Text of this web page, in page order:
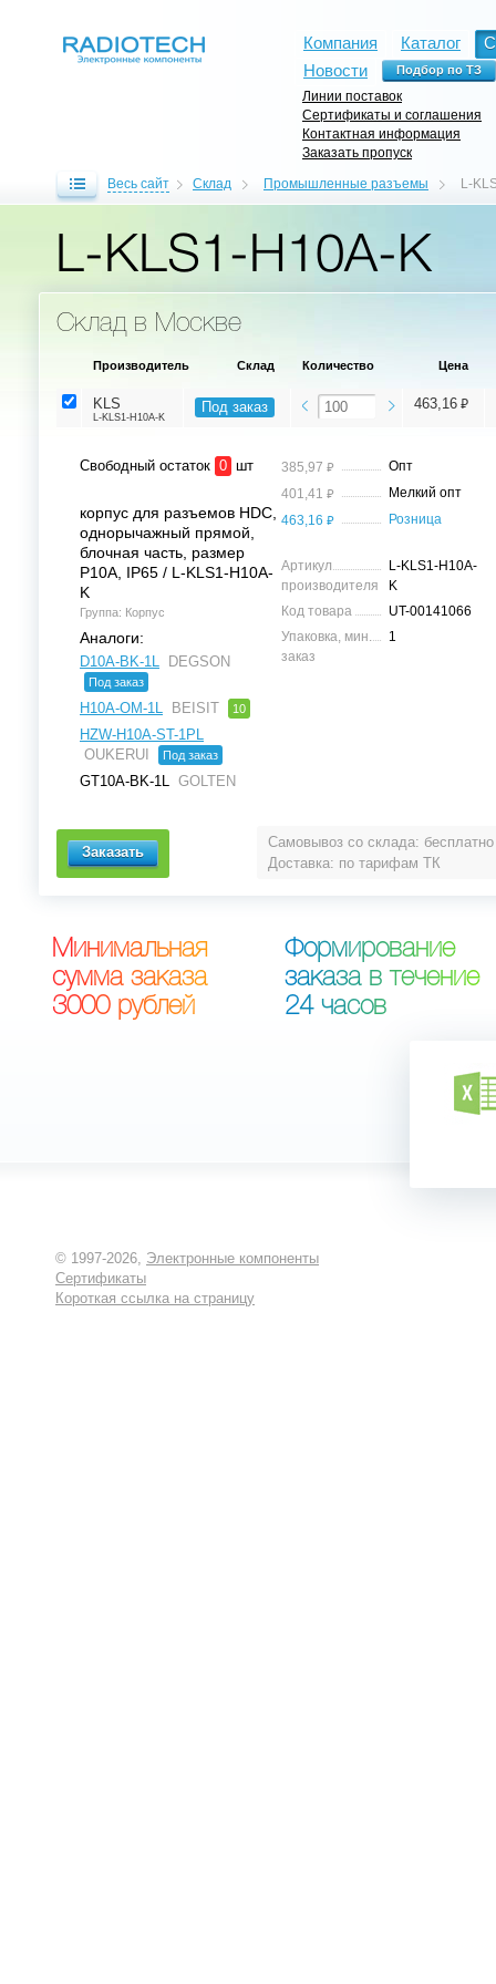
Компания Каталог
Новости
Линии поставок
Сертификаты и соглашения
Контактная информация
Заказать пропуск
Весь сайт Склад Промышленные разъемы L-
L-KLS1-H10A-K
Склад в Москве
Самовывоз со склада: бесплатно
Доставка: по тарифам ТК
Производитель Склад Количество Цена
KLS
L-KLS1-H10A-K
Под заказ 463,16 ⃏
Свободный остаток 0 шт
корпус для разъемов HDC,
однорычажный прямой,
блочная часть, размер
Р10A, IP65 / L-KLS1-H10A-
K
Группа: Корпус
Аналоги:
D10A-BK-1L DEGSON
Под заказ
H10A-OM-1L BEISIT 10
HZW-H10A-ST-1PL
OUKERUI
Под заказ
GT10A-BK-1L GOLTEN
385,97 ⃏
Опт
401,41 ⃏
Мелкий опт
463,16 ⃏ Розница
Артикул
производителя
L-KLS1-H10A-
K
Код товара
UT-00141066
Упаковка, мин.
заказ
1
Минимальная
сумма заказа
3000 рублей
Формирование
заказа в течение
24 часов
© 1997-2026, Электронные компоненты
Сертификаты
Короткая ссылка на страницу